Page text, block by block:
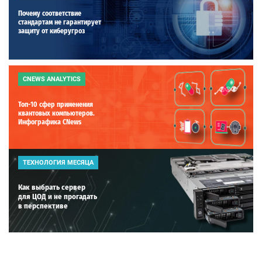
Почему соответствие
стандартам не гарантирует
защиту от киберугроз
CNEWS ANALYTICS
Топ-10 сфер применения
квантовых компьютеров.
Инфографика CNews
ТЕХНОЛОГИЯ МЕСЯЦА
Как выбрать сервер
для ЦОД и не прогадать
в перспективе